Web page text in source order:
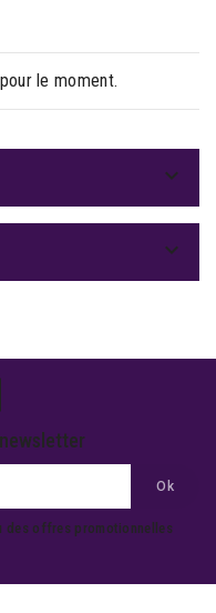
le moment.


des offres promotionnelles